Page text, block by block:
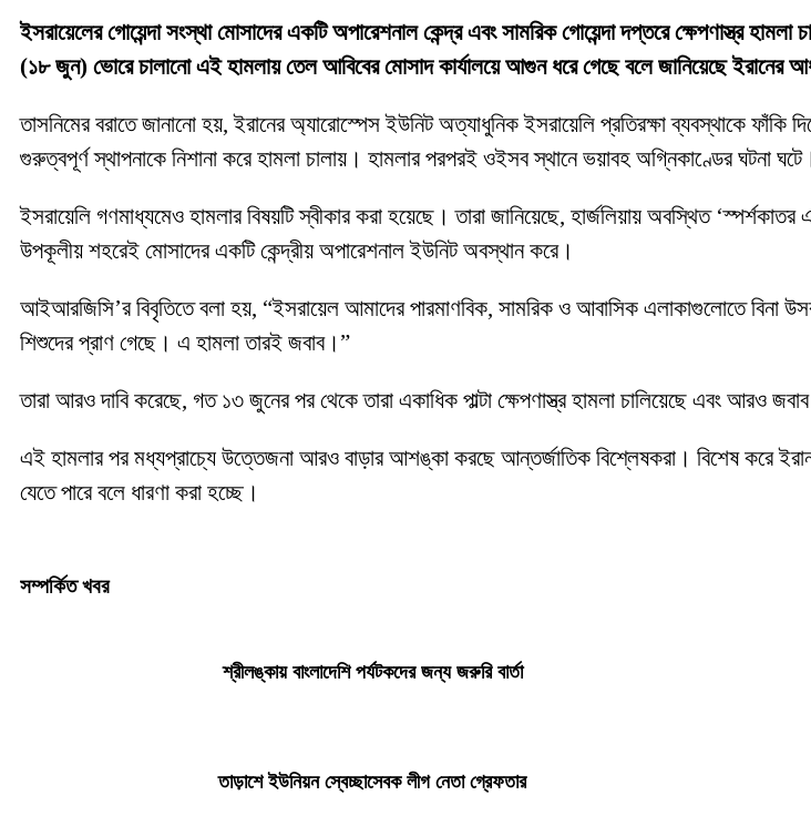
ইসরায়েলের গোয়েন্দা সংস্থা মোসাদের একটি অপারেশনাল কেন্দ্র এবং সামরিক গোয়েন্দা দপ্তরে ক্ষেপণাস্ত্র
(১৮ জুন) ভোরে চালানো এই হামলায় তেল আবিবের মোসাদ কার্যালয়ে আগুন ধরে গেছে বলে জানিয়েছে ইরানের
তাসনিমের বরাতে জানানো হয়, ইরানের অ্যারোস্পেস ইউনিট অত্যাধুনিক ইসরায়েলি প্রতিরক্ষা ব্যবস্থাকে
গুরুত্বপূর্ণ স্থাপনাকে নিশানা করে হামলা চালায়। হামলার পরপরই ওইসব স্থানে ভয়াবহ অগ্নিকাণ্ডের ঘটনা
ইসরায়েলি গণমাধ্যমেও হামলার বিষয়টি স্বীকার করা হয়েছে। তারা জানিয়েছে, হার্জলিয়ায় অবস্থিত
উপকূলীয় শহরেই মোসাদের একটি কেন্দ্রীয় অপারেশনাল ইউনিট অবস্থান করে।
আইআরজিসি’র বিবৃতিতে বলা হয়, “ইসরায়েল আমাদের পারমাণবিক, সামরিক ও আবাসিক এলাকাগুলোতে বিনা
শিশুদের প্রাণ গেছে। এ হামলা তারই জবাব।”
তারা আরও দাবি করেছে, গত ১৩ জুনের পর থেকে তারা একাধিক পাল্টা ক্ষেপণাস্ত্র হামলা চালিয়েছে এবং আরও জবাব
এই হামলার পর মধ্যপ্রাচ্যে উত্তেজনা আরও বাড়ার আশঙ্কা করছে আন্তর্জাতিক বিশ্লেষকরা। বিশেষ করে
যেতে পারে বলে ধারণা করা হচ্ছে।
সম্পর্কিত খবর
শ্রীলঙ্কায় বাংলাদেশি পর্যটকদের জন্য জরুরি বার্তা
তাড়াশে ইউনিয়ন স্বেচ্ছাসেবক লীগ নেতা গ্রেফতার